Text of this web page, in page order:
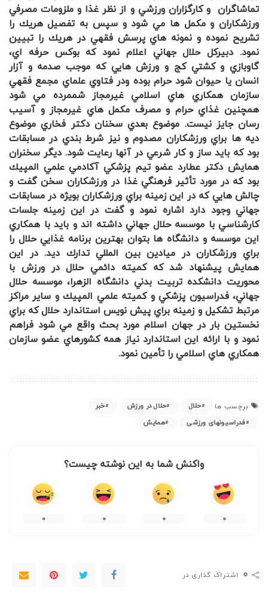
تماشاگران و كارگزاران ورزشي و از نظر غذا و ملزومات مصرفي
ورزشكاران و مكمل ها مي شود و سپس به تفصيل هريك را
تشريح نموده و نمونه هاي پرسش فقهي در هريك را تبيين
نمود. دبيركل حلال جهاني اعلام نمود كه بوكس حرفه اي،
گاوبازي و كشتي كج و ورزش هايي كه موجب صدمه و آزار
انسان يا حيوان شود حرام بوده ودر فتاوي علماي مجمع فقهي
سازمان همكاري هاي اسلامي غيرمجاز شممرده مي شود
همچنين غذاي حرام و مصرف مكمل هاي غيرمجاز و آسيب
رسان جايز نيست. موضوع بعدي سخنان دكتر فخاري موضوع
ديه ها براي ورزشكاران مصدوم و نيز شرط بندي در مسابقات
بود كه بايد ساز و كار شرعي در آنها رعايت شود. ديگر سخنران
همايش دكتر عطارد عضو تيم پزشكي آكادمي علمي المپيك
بود كه در مورد تأثير فرهنگي غذا در ورزشكاران سخن گفت و
چالش هايي كه در اين زمينه براي ورزشكاران بويژه در مسابقات
جهاني وجود دارد اشاره نمود و گفت در اين زمينه جلسات
كارشناسي با موسسه حلال جهاني داشته اند و بايد با همكاري
اين موسسه و دانشگاه ها بتوان بهترين برنامه غذايي حلال را
براي ورزشكاران در ميادين بين المللي تدارك ديد. در اين
همايش پيشنهاد شد كه كميته دائمي حلال در ورزش با
محوريت دانشكده تربيت بدني دانشگاه الزهرا، موسسه حلال
جهاني، فدراسيون پزشكي و كميته علمي المپيك و ساير مراكز
مرتبط تشكيل و زمينه براي پيش نويس استاندارد حلال كه براي
نخستين بار در جهان اسلام مورد بحث واقع مي شود فراهم
نمود و با ارائه اين استاندارد نياز همه كشورهاي عضو سازمان
همكاري هاي اسلامي را تأمين نمود.
برچسب ها حلال حلال در ورزش
خبر
فدراسیونهای ورزشی
همایش
واکنش شما به این نوشته چیست؟
0
0
0
0
0 اشتراک گذاری در